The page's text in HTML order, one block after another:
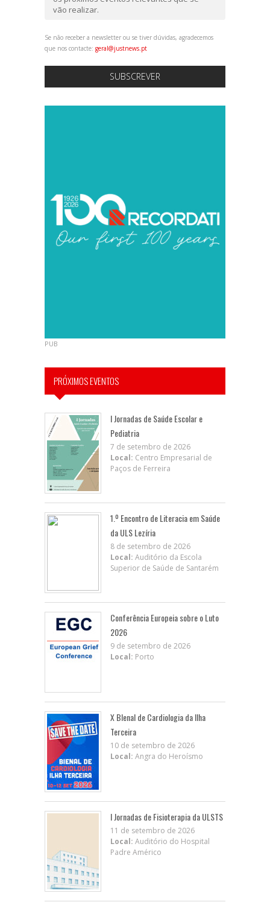
vão realizar.
Se não receber a newsletter ou se tiver dúvidas, agradecemos
que nos contacte: geral@justnews.pt
SUBSCREVER
PUB
PRÓXIMOS EVENTOS
I Jornadas de Saúde Escolar e
Pediatria
7 de setembro de 2026
Local: Centro Empresarial de
Paços de Ferreira
1.º Encontro de Literacia em Saúde
da ULS Lezíria
8 de setembro de 2026
Local: Auditório da Escola
Superior de Saúde de Santarém
Conferência Europeia sobre o Luto
2026
9 de setembro de 2026
Local: Porto
X BIenal de Cardiologia da Ilha
Terceira
10 de setembro de 2026
Local: Angra do Heroísmo
I Jornadas de Fisioterapia da ULSTS
11 de setembro de 2026
Local: Auditório do Hospital
Padre Américo